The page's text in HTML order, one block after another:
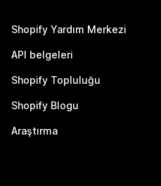
Shopify Yardım Merkezi
API belgeleri
Shopify Topluluğu
Shopify Blogu
Araştırma